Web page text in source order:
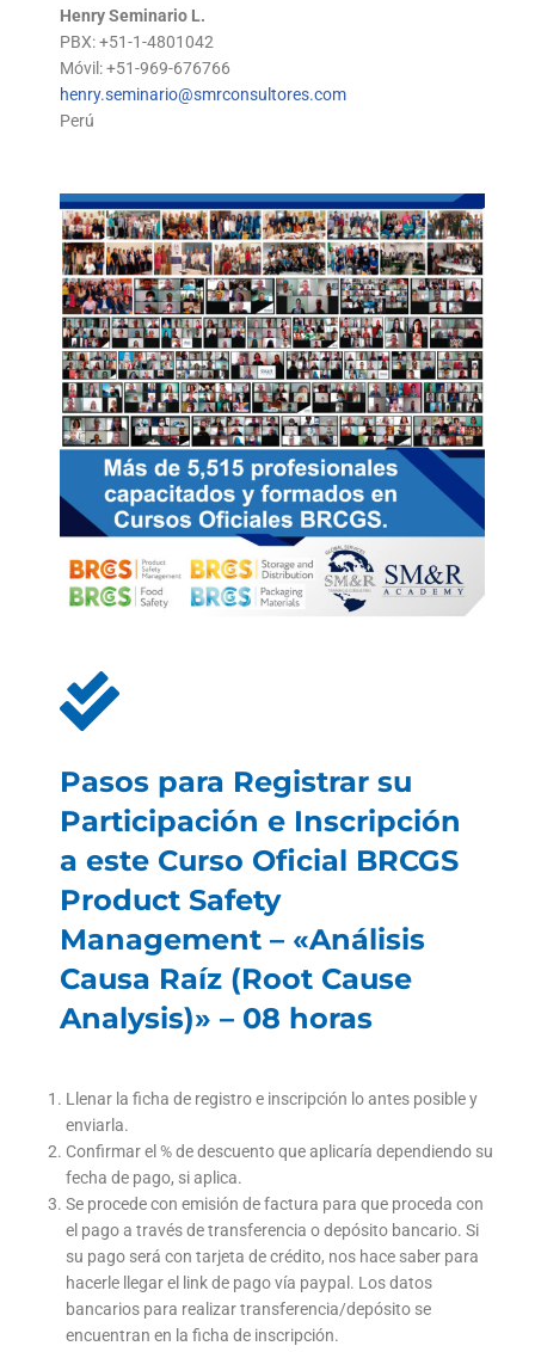
Henry Seminario L.
PBX: +51-1-4801042
Móvil: +51-969-676766
henry.seminario@smrconsultores.com
Perú
Pasos para Registrar su
Participación e Inscripción
a este Curso Oficial BRCGS
Product Safety
Management – «Análisis
Causa Raíz (Root Cause
Analysis)» – 08 horas
Llenar la ficha de registro e inscripción lo antes posible y
enviarla.
Confirmar el % de descuento que aplicaría dependiendo su
fecha de pago, si aplica.
Se procede con emisión de factura para que proceda con
el pago a través de transferencia o depósito bancario. Si
su pago será con tarjeta de crédito, nos hace saber para
hacerle llegar el link de pago vía paypal. Los datos
bancarios para realizar transferencia/depósito se
encuentran en la ficha de inscripción.